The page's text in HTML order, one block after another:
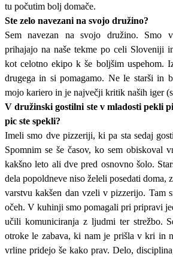
tu počutim bolj domače.
Ste zelo navezani na svojo družino?
Sem navezan na svojo družino. Smo
prihajajo na naše tekme po celi Sloveniji
kot celotno ekipo k še boljšim uspehom.
drugega in si pomagamo. Ne le starši in
mojo kariero in je največji kritik naših iger
V družinski gostilni ste v mladosti pekli
pic ste spekli?
Imeli smo dve pizzeriji, ki pa sta sedaj
Spomnim se še časov, ko sem obiskoval
kakšno leto ali dve pred osnovno šolo.
dela popoldneve niso želeli posedati doma,
varstvu kakšen dan vzeli v pizzerijo. Tam
očeh. V kuhinji smo pomagali pri pripravi
učili komuniciranja z ljudmi ter strežbo.
otroke le zabava, ki nam je prišla v kri in
vrline pridejo še kako prav. Delo,